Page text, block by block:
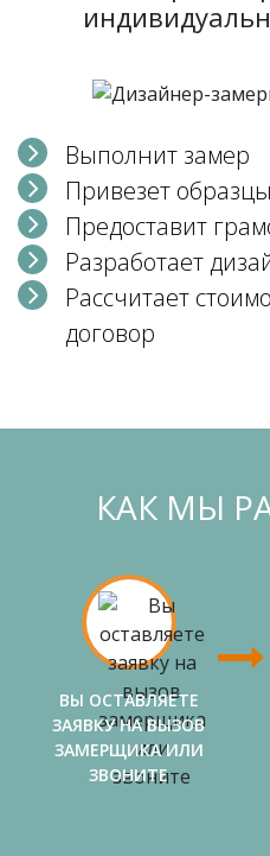
Выполнит замер
Привезет
Предоставит
Разработает
Рассчитает
договор
КАК МЫ
ВЫ ОСТАВЛЯЕТЕ
ЗАЯВКУ НА ВЫЗОВ
ЗАМЕРЩИКА ИЛИ
ЗВОНИТЕ